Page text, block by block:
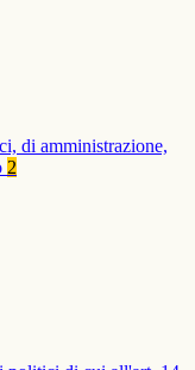
di amministrazione,
2